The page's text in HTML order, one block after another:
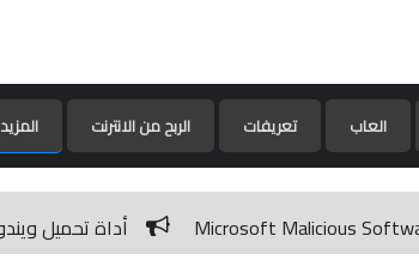
العاب تعريفات الربح من الانترنت المزيد
أداة تحميل ويندوز 10 برابط مباشر من مايكروسوفت / Windows 10 ISO Download Tool 1.2.1.11